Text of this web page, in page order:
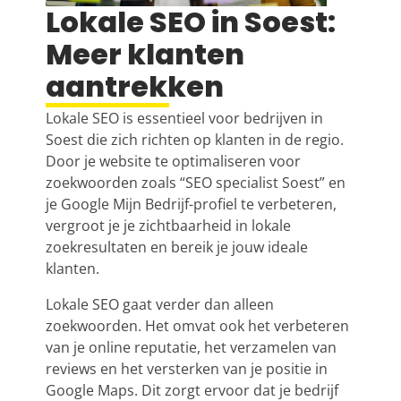
Lokale SEO in Soest:
Meer klanten
aantrekken
Lokale SEO is essentieel voor bedrijven in
Soest die zich richten op klanten in de regio.
Door je website te optimaliseren voor
zoekwoorden zoals “SEO specialist Soest” en
je Google Mijn Bedrijf-profiel te verbeteren,
vergroot je je zichtbaarheid in lokale
zoekresultaten en bereik je jouw ideale
klanten.
Lokale SEO gaat verder dan alleen
zoekwoorden. Het omvat ook het verbeteren
van je online reputatie, het verzamelen van
reviews en het versterken van je positie in
Google Maps. Dit zorgt ervoor dat je bedrijf